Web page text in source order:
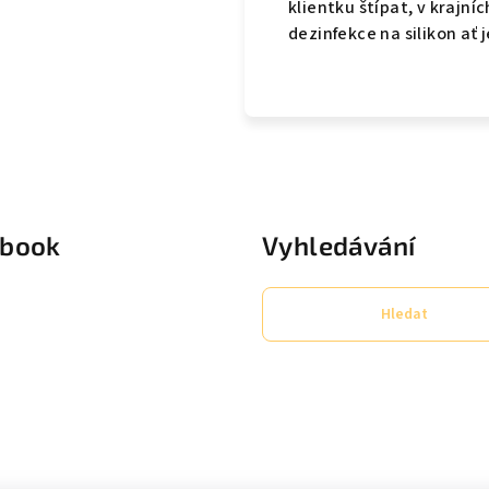
klientku štípat, v
dezinfekce na silikon ať
Vyhledávání
Hledat